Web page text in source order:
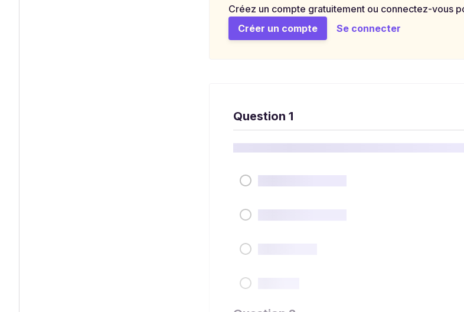
Créez un compte gratuitement ou connectez-vous
Créer un compte
Se connecter
Question 1